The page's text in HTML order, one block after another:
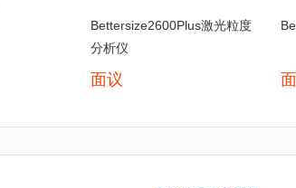
Bettersize2600Plus激光粒度
分析仪
面议